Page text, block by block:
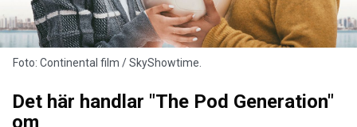
Foto: Continental film / SkyShowtime.
Det här handlar "The Pod Generation"